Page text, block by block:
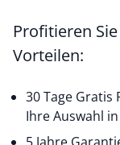
Profitieren
Vorteilen:
30 Tage Gratis
Ihre Auswahl